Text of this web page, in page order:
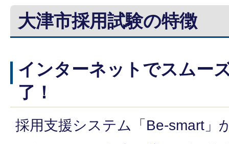
大津市採用試験の特徴
インターネットでスムー
了！
採用支援システム「Be-smart」